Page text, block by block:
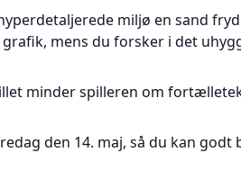
miljø en sand
mens du forsker i det
minder spilleren om
den 14. maj, så du kan